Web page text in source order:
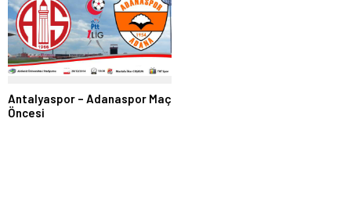
Antalyaspor – Adanaspor Maç
Öncesi